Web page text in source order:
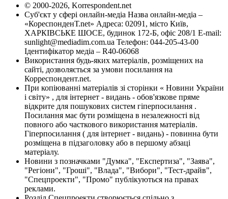
© 2000-2026, Korrespondent.net
Суб'єкт у сфері онлайн-медіа Назва онлайн-медіа –
«КореспонденТ.net» Адреса: 02091, місто Київ,
ХАРКІВСЬКЕ ШОСЕ, будинок 172-Б, офіс 208/1 E-mail:
sunlight@mediadim.com.ua Телефон: 044-205-43-00
Ідентифікатор медіа – R40-06068
Використання будь-яких матеріалів, розміщених на
сайті, дозволяється за умови посилання на
Корреспондент.net.
При копіюванні матеріалів зі сторінки « Новини України
і світу» , для інтернет - видань - обов'язкове пряме
відкрите для пошукових систем гіперпосилання .
Посилання має бути розміщена в незалежності від
повного або часткового використання матеріалів.
Гіперпосилання ( для інтернет - видань) - повинна бути
розміщена в підзаголовку або в першому абзаці
матеріалу.
Новини з позначками "Думка", "Експертиза", "Заява",
"Регіони", "Гроші", "Влада", "Вибори", "Тест-драйв",
"Спецпроекти", "Промо" публікуються на правах
реклами.